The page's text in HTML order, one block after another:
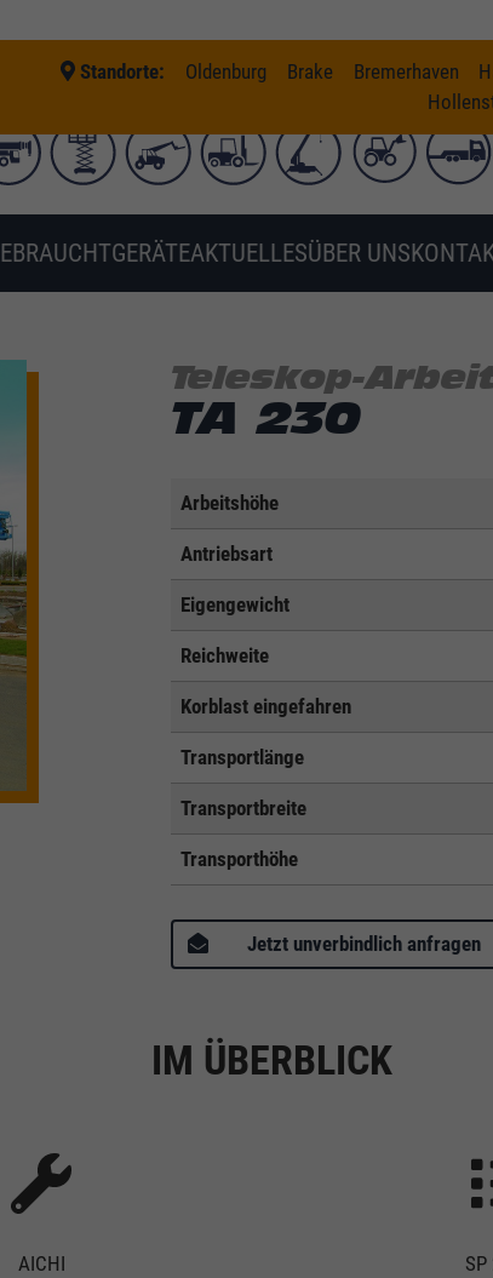
Standorte: Oldenburg Brake Bremerhaven
AKTUELLESÜBER UNS
Teleskop-
TA 230
Arbeitshöhe
Antriebsart
Eigengewicht
Reichweite
Korblast eingefahren
Transportlänge
Transportbreite
Transporthöhe
Jetzt unverbindlich anfragen
IM ÜBERBLICK
AICHI